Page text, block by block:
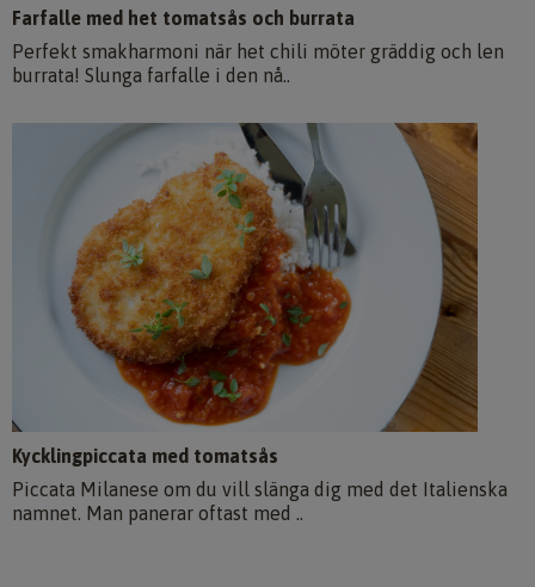
Farfalle med het tomatsås och burrata
Perfekt smakharmoni när het chili möter gräddig och len
burrata! Slunga farfalle i den nå..
Kycklingpiccata med tomatsås
Piccata Milanese om du vill slänga dig med det Italienska
namnet. Man panerar oftast med ..